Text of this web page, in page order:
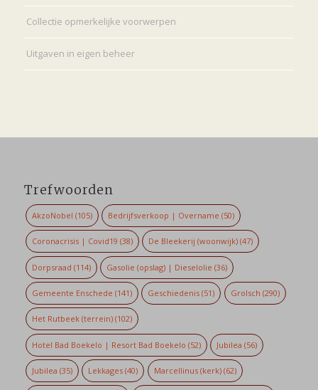
Collectie opmerkelijke voorwerpen
Uitgaven in eigen beheer
Trefwoorden
AkzoNobel (105) Bedrijfsverkoop | Overname (50)
Coronacrisis | Covid19 (38) De Bleekerij (woonwijk) (47)
Dorpsraad (114) Gasolie (opslag) | Dieselolie (36)
Gemeente Enschede (141) Geschiedenis (51) Grolsch (290)
Het Rutbeek (terrein)(102)
Hotel Bad Boekelo | Resort Bad Boekelo (52) Jubilea (56)
Jubilea (35) Lekkages (40) Marcellinus (kerk)(62)